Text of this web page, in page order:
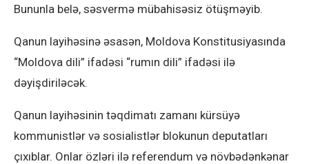
Bununla belə, səsvermə mübahisəsiz ötüşməyib.
Qanun layihəsinə əsasən, Moldova Konstitusiyasında
“Moldova dili” ifadəsi “rumın dili” ifadəsi ilə
dəyişdiriləcək.
Qanun layihəsinin təqdimatı zamanı kürsüyə
kommunistlər və sosialistlər blokunun deputatları
çıxıblar. Onlar özləri ilə referendum və növbədənkənar